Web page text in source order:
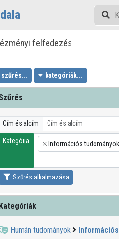
felfedezés
szűrés... kategóriák...
Szűrés
Cím és alcím
Kategória
×
Információs tudományok
Szűrés alkalmazása
Kategóriák
Humán tudományok